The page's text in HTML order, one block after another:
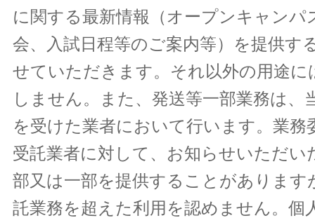
に関する最新情報（オープンキャンパ
会、入試日程等のご案内等）を提供す
せていただきます。それ以外の用途に
しません。また、発送等一部業務は、
を受けた業者において行います。業務
受託業者に対して、お知らせいただい
部又は一部を提供することがあります
託業務を超えた利用を認めません。個